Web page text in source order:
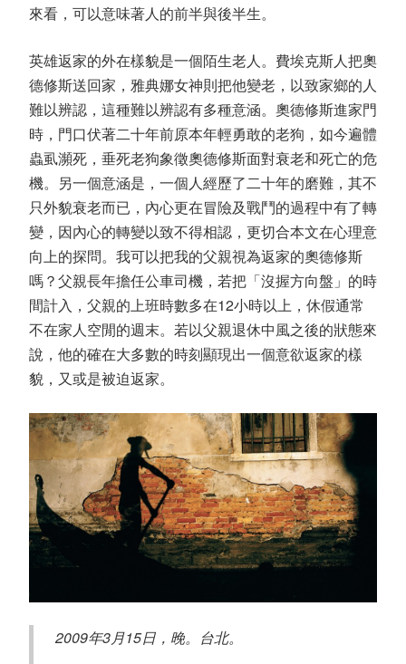
來看，可以意味著人的前半與後半生。
英雄返家的外在樣貌是一個陌生老人。費埃克斯人把奧
德修斯送回家，雅典娜女神則把他變老，以致家鄉的人
難以辨認，這種難以辨認有多種意涵。奧德修斯進家門
時，門口伏著二十年前原本年輕勇敢的老狗，如今遍體
蟲虱瀕死，垂死老狗象徵奧德修斯面對衰老和死亡的危
機。另一個意涵是，一個人經歷了二十年的磨難，其不
只外貌衰老而已，內心更在冒險及戰鬥的過程中有了轉
變，因內心的轉變以致不得相認，更切合本文在心理意
向上的探問。我可以把我的父親視為返家的奧德修斯
嗎？父親長年擔任公車司機，若把「沒握方向盤」的時
間計入，父親的上班時數多在12小時以上，休假通常
不在家人空閒的週末。若以父親退休中風之後的狀態來
說，他的確在大多數的時刻顯現出一個意欲返家的樣
貌，又或是被迫返家。
2009年3月15日，晚。台北。